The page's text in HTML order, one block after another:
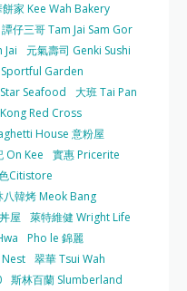
餅家 Kee Wah Bakery
譚仔三哥 Tam Jai Sam Gor
Jai
元氣壽司 Genki Sushi
Garden
Seafood
大班 Tai Pan
Red Cross
House 意粉屋
On Kee
實惠 Pricerite
Citistore
八韓烤 Meok Bang
屋
萊特維健 Wright Life
Pho le 錦麗
翠華 Tsui Wah
斯林百蘭 Slumberland